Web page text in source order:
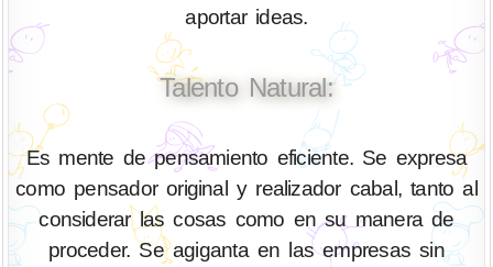
aportar ideas.
Talento Natural:
Es mente de pensamiento eficiente. Se expresa
como pensador original y realizador cabal, tanto al
considerar las cosas como en su manera de
proceder. Se agiganta en las empresas sin